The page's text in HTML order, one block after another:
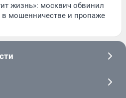
жизнь»: москвич обвинил
в мошенничестве и пропаже